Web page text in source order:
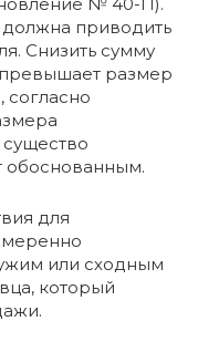
должна приводить
Снизить сумму
размер
согласно
обоснованным.
для
или сходным
который